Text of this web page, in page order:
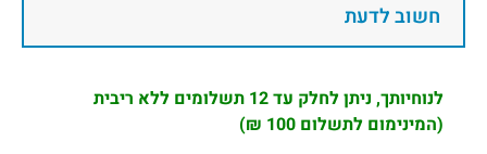
חשוב לדעת
לנוחיותך, ניתן לחלק עד 12 תשלומים ללא ריבית
(המינימום לתשלום 100 ₪)